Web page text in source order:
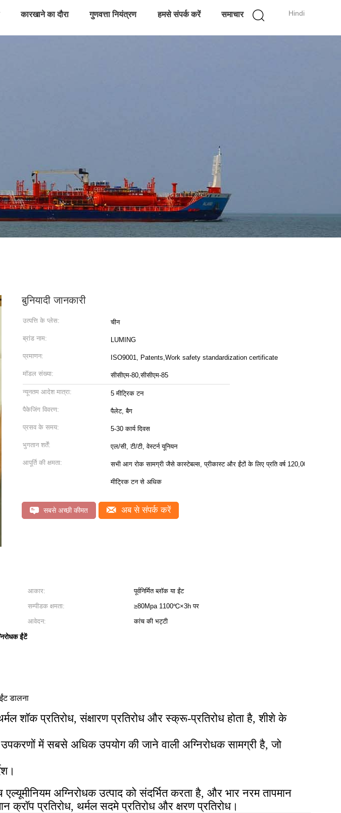
Hindi
कारखाने का दौरा गुणवत्ता नियंत्रण हमसे संपर्क करें समाचार
बुनियादी जानकारी
उत्पत्ति के प्लेस: चीन
ब्रांड नाम: LUMING
प्रमाणन: ISO9001, Patents,Work safety standardization certificate
मॉडल संख्या: सीसीएम-80,सीसीएम-85
न्यूनतम आदेश मात्रा: 5 मीट्रिक टन
पैकेजिंग विवरण: पैलेट, बैग
प्रसव के समय: 5-30 कार्य दिवस
भुगतान शर्तें: एल/सी, टी/टी, वेस्टर्न यूनियन
आपूर्ति की क्षमता: सभी आग रोक सामग्री जैसे कास्टेबल्स, प्रीकास्ट और ईंटों के लिए प्रति वर्ष 120,000
मीट्रिक टन से अधिक
सबसे अच्छी कीमत अब से संपर्क करें
आकार:
पूर्वनिर्मित ब्लॉक या ईंट
सम्पीडक क्षमता:
≥80Mpa 1100℃×3h पर
आवेदन:
कांच की भट्टी
ईंटें
डालना
शॉक प्रतिरोध, संक्षारण प्रतिरोध और स्क्रू-प्रतिरोध होता है, शीशे के
में सबसे अधिक उपयोग की जाने वाली अग्निरोधक सामग्री है, जो
अग्निरोधक उत्पाद को संदर्भित करता है, और भार नरम तापमान
प्रतिरोध, थर्मल सदमे प्रतिरोध और क्षरण प्रतिरोध।